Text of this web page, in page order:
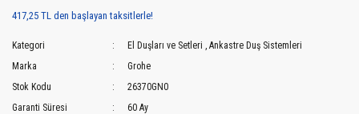
417,25 TL den başlayan taksitlerle!
Kategori El Duşları ve Setleri ,Ankastre Duş Sistemleri
Marka
Grohe
Stok Kodu
26370GN0
Garanti Süresi
60 Ay